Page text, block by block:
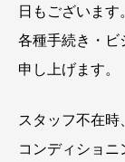
日もございます。
各種手続き・ビ
申し上げます。
スタッフ不在時
コンディショ